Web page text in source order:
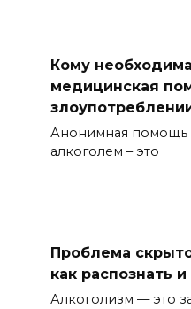
Кому
медицинская
Анонимная помощь
алкоголем – это
Проблема
как распознать
Алкоголизм — это